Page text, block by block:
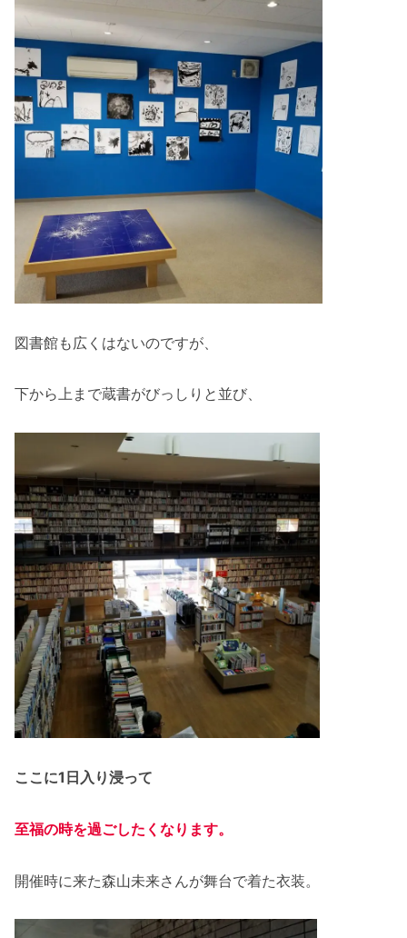
図書館も広くはないのですが、
下から上まで蔵書がびっしりと並び、
ここに1日入り浸って
至福の時を過ごしたくなります。
開催時に来た森山未来さんが舞台で着た衣装。